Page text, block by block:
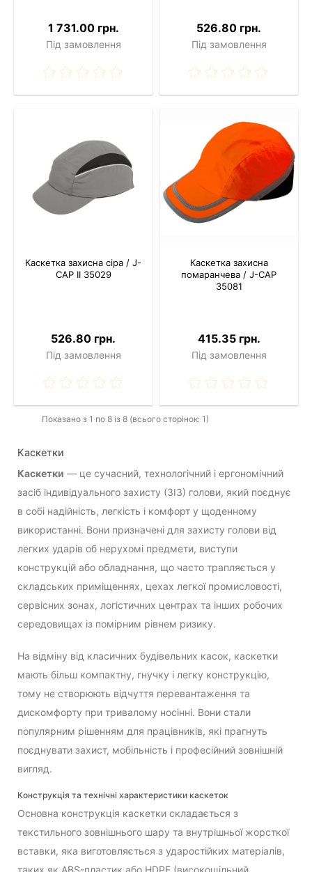
1 731.00 грн.
Під замовлення
526.80 грн.
Під замовлення
Каскетка захисна сіра / J-
CAP II 35029
526.80 грн.
Під замовлення
Каскетка захисна
помаранчева / J-CAP
35081
415.35 грн.
Під замовлення
Показано з 1 по 8 із 8 (всього сторінок: 1)
Каскетки
Каскетки — це сучасний, технологічний і ергономічний
засіб індивідуального захисту (ЗІЗ) голови, який поєднує
в собі надійність, легкість і комфорт у щоденному
використанні. Вони призначені для захисту голови від
легких ударів об нерухомі предмети, виступи
конструкцій або обладнання, що часто трапляється у
складських приміщеннях, цехах легкої промисловості,
сервісних зонах, логістичних центрах та інших робочих
середовищах із помірним рівнем ризику.
На відміну від класичних будівельних касок, каскетки
мають більш компактну, гнучку і легку конструкцію,
тому не створюють відчуття перевантаження та
дискомфорту при тривалому носінні. Вони стали
популярним рішенням для працівників, які прагнуть
поєднувати захист, мобільність і професійний зовнішній
вигляд.
Конструкція та технічні характеристики каскеток
Основна конструкція каскетки складається з
текстильного зовнішнього шару та внутрішньої жорсткої
вставки, яка виготовляється з ударостійких матеріалів,
таких як ABS-пластик або HDPE (високощільний